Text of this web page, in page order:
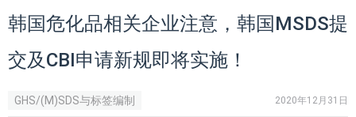
韩国危化品相关企业注意，韩国MSDS提
交及CBI申请新规即将实施！
GHS/(M)SDS与标签编制 2020年12月31日